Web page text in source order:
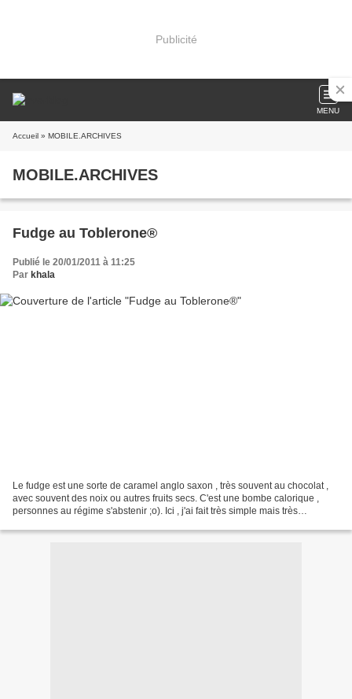
Publicité
MENU
Accueil » MOBILE.ARCHIVES
MOBILE.ARCHIVES
Fudge au Toblerone®
Publié le 20/01/2011 à 11:25
Par khala
Le fudge est une sorte de caramel anglo saxon , très souvent au chocolat ,
avec souvent des noix ou autres fruits secs. C'est une bombe calorique ,
personnes au régime s'abstenir ;o). Ici , j'ai fait très simple mais très